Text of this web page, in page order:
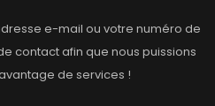
e-mail ou votre numéro de
contact afin que nous puissions
de services !